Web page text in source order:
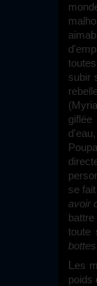
subir
se
avoir
toute
Les
poids